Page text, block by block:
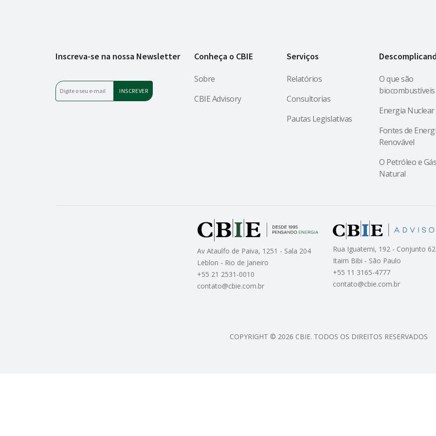
Inscreva-se na nossa Newsletter Conheça o CBIE
Sobre
CBIE Advisory
Serviços
Relatórios
Consultorias
Pautas Legislativas
O que são
biocombustíveis
Energia Nuclear
Fontes de
Renovável
O Petróleo e Gás
Natural
Av Ataulfo de Paiva, 1251 - Sala 204
Leblon - Rio de Janeiro
+55 21 2531-0010
contato@cbie.com.br
Rua Iguatemi, 192 - Conjunto 62
Itaim Bibi - São Paulo
+55 11 3165-4777
contato@cbie.com.br
COPYRIGHT © 2026 CBIE. TODOS OS DIREITOS RESERVADOS